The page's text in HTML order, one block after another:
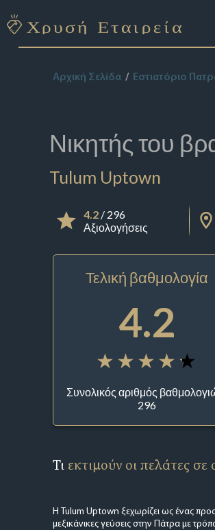
Αρχική Σελίδα Εστιατόριο
Νικητής του
Tulum Uptown
4.2/ 296
Αξιολογήσεις
Τελική βαθμολογία
4.2
Συνολικός αριθμός
296
Τι εκτιμούν οι πελάτες σε
Η Tulum Uptown ξεχωρίζει ως ένας
μεξικάνικες γεύσεις στην Πάτρα με